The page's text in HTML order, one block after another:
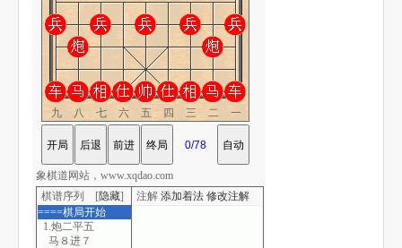
九八七六五四三二一
棋谱序列 [隐藏]
====棋局开始
1.炮二平五
马８进７
注解 添加着法 修改注解
象棋道网站，www.xqdao.com